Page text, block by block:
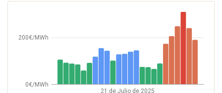
21 de Julio de 2025
0€/MWh
200€/MWh